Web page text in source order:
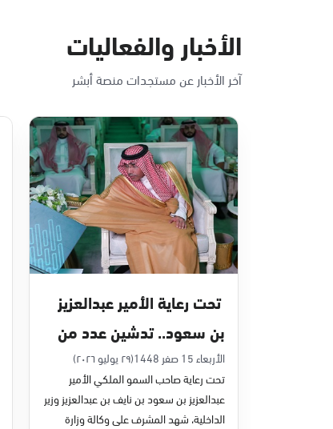
الأخبار والفعاليات
آخر الأخبار عن مستجدات منصة أبشر
تحت رعاية الأمير عبدالعزيز
بن سعود.. تدشين عدد من
مشاريع التحول الرقمي
والخدمات الإلكترونية
للأحوال المدنية
الأربعاء 15 صفر 1448
(٢٩ يوليو ٢٠٢٦)
تحت رعاية صاحب السمو الملكي الأمير
عبدالعزيز بن سعود بن نايف بن عبدالعزيز وزير
الداخلية، شهد المشرف على وكالة وزارة